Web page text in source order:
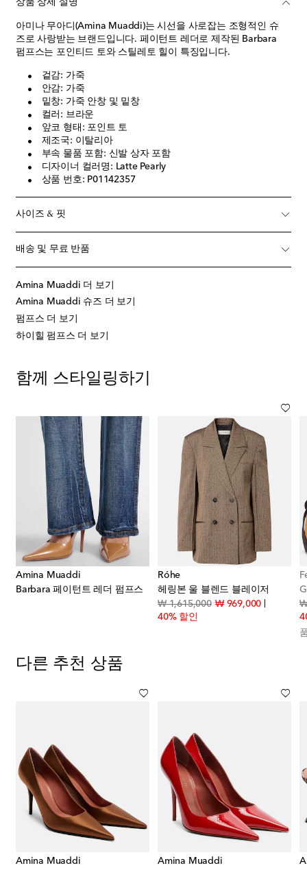
상품 상세 설명
아미나 무아디(Amina Muaddi)는 시선을 사로잡는 조형적인 슈
즈로 사랑받는 브랜드입니다. 페이턴트 레더로 제작된 Barbara
펌프스는 포인티드 토와 스틸레토 힐이 특징입니다.
겉감: 가죽
안감: 가죽
밑창: 가죽 안창 및 밑창
컬러: 브라운
앞코 형태: 포인트 토
제조국: 이탈리아
부속 물품 포함: 신발 상자 포함
디자이너 컬러명: Latte Pearly
상품 번호: P01142357
사이즈 & 핏
배송 및 무료 반품
Amina Muaddi 더 보기
Amina Muaddi 슈즈 더 보기
펌프스 더 보기
하이힐 펌프스 더 보기
함께 스타일링하기
Amina Muaddi
Barbara 페이턴트 레더 펌프스
Róhe
헤링본 울 블렌드 블레이저
₩ 1,615,000original price
₩ 969,000discount
40% 할인
₩
다른 추천 상품
Amina Muaddi Amina Muaddi